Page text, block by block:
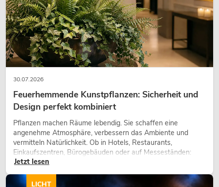
30.07.2026
Feuerhemmende Kunstpflanzen: Sicherheit und
Design perfekt kombiniert
Pflanzen machen Räume lebendig. Sie schaffen eine
angenehme Atmosphäre, verbessern das Ambiente und
vermitteln Natürlichkeit. Ob in Hotels, Restaurants,
Einkaufszentren, Bürogebäuden oder auf Messeständen:
eine hochwertige Begrünung gehört heute längst zum
Jetzt lesen
LICHT